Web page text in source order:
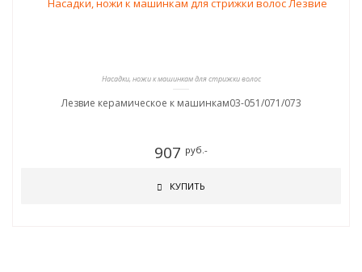
Насадки, ножи к машинкам для стрижки волос
Лезвие керамическое к машинкам03-051/071/073
907 руб.-
КУПИТЬ